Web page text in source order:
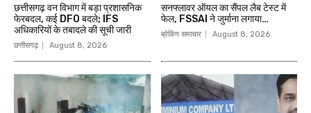
छत्तीसगढ़ वन विभाग में बड़ा प्रशासनिक
फेरबदल, कई DFO बदले; IFS
अधिकारियों के तबादले की सूची जारी
छत्तीसगढ़ August 8, 2026
सनफ्लावर ऑयल का सैंपल लैब टेस्ट में
फेल, FSSAI ने जुर्माना लगाया…
ब्रेकिंग समाचार August 8, 2026